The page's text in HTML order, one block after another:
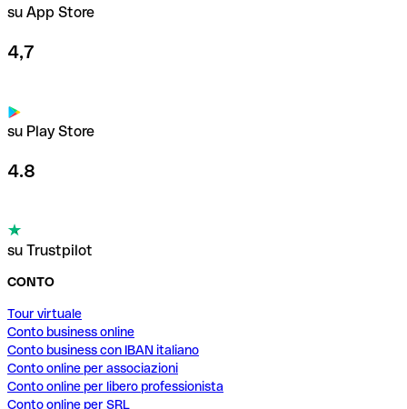
su App Store
4,7
su Play Store
4.8
su Trustpilot
CONTO
Tour virtuale
Conto business online
Conto business con IBAN italiano
Conto online per associazioni
Conto online per libero professionista
Conto online per SRL